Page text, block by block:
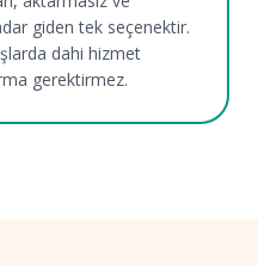
giden tek seçenektir.
dahi hizmet
gerektirmez.